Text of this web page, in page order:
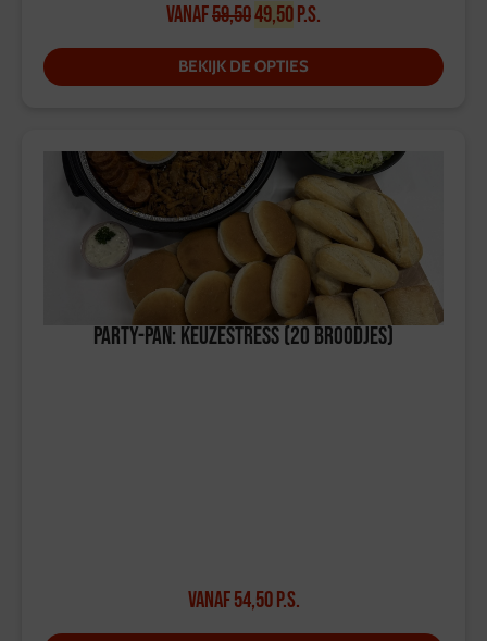
Vanaf59,5049,50p.s.
BEKIJK DE OPTIES
Party-pan: Keuzestress (20 broodjes)
Vanaf54,50p.s.